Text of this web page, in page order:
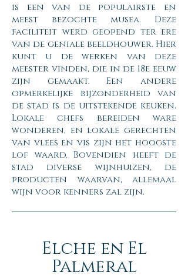
is een van de populairste en
meest bezochte musea. Deze
faciliteit werd geopend ter ere
van de geniale beeldhouwer. Hier
kunt u de werken van deze
meester vinden, die in de 18e eeuw
zijn gemaakt. Een andere
opmerkelijke bijzonderheid van
de stad is de uitstekende keuken.
Lokale chefs bereiden ware
wonderen, en lokale gerechten
van vlees en vis zijn het hoogste
lof waard. Bovendien heeft de
stad diverse wijnhuizen, de
producten waarvan, allemaal
wijn voor kenners zal zijn.
Elche en El
Palmeral